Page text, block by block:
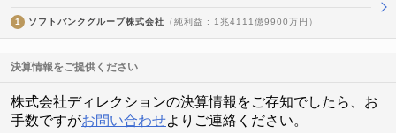
1 ソフトバンクグループ株式会社 （純利益 : 1兆4111億9900万円）
決算情報をご提供ください
株式会社ディレクションの決算情報をご存知でしたら、お
手数ですがお問い合わせよりご連絡ください。